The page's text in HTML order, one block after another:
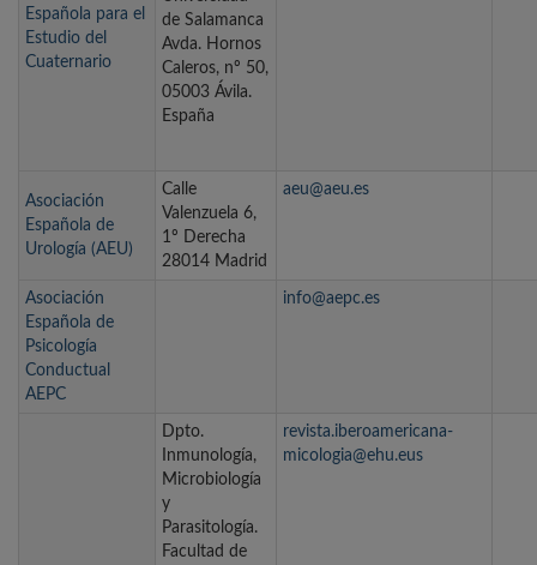
Española para el
Estudio del
Cuaternario
de Salamanca
Avda. Hornos
Caleros, nº 50,
05003 Ávila.
España
Asociación
Española de
Urología (AEU)
Calle
Valenzuela 6,
1º Derecha
28014 Madrid
aeu@aeu.es
Asociación
Española de
Psicología
Conductual
AEPC
info@aepc.es
Dpto.
Inmunología,
Microbiología
y
Parasitología.
Facultad de
revista.iberoamericana-
micologia@ehu.eus